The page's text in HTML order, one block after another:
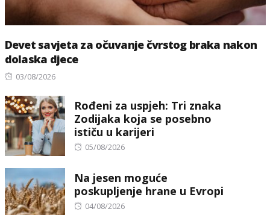
Devet savjeta za očuvanje čvrstog braka nakon
dolaska djece
Posted
03/08/2026
Rođeni za uspjeh: Tri znaka
Zodijaka koja se posebno
ističu u karijeri
Posted
05/08/2026
Na jesen moguće
poskupljenje hrane u Evropi
Posted
04/08/2026